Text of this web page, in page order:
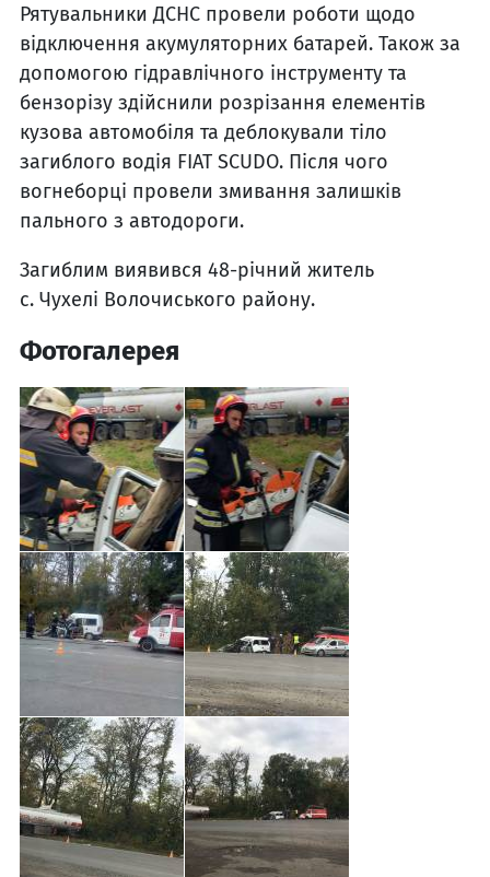
Рятувальники ДСНС провели роботи щодо
відключення акумуляторних батарей. Також за
допомогою гідравлічного інструменту та
бензорізу здійснили розрізання елементів
кузова автомобіля та деблокували тіло
загиблого водія FIAT SCUDO. Після чого
вогнеборці провели змивання залишків
пального з автодороги.
Загиблим виявився 48-річний житель
с. Чухелі Волочиського району.
Фотогалерея